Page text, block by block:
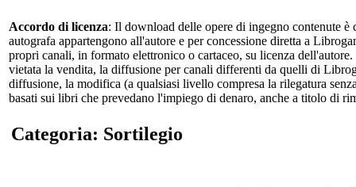
Accordo di licenza: Il download delle opere di ingegno contenute
autografa appartengono all'autore e per concessione diretta a
propri canali, in formato elettronico o cartaceo, su licenza
vietata la vendita, la diffusione per canali differenti da quelli di
diffusione, la modifica (a qualsiasi livello compresa la rilegatura
basati sui libri che prevedano l'impiego di denaro, anche a titolo di
Categoria: Sortilegio